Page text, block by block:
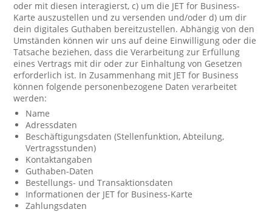
oder mit diesen interagierst, c) um die JET for Business-
Karte auszustellen und zu versenden und/oder d) um dir
dein digitales Guthaben bereitzustellen. Abhängig von den
Umständen können wir uns auf deine Einwilligung oder die
Tatsache beziehen, dass die Verarbeitung zur Erfüllung
eines Vertrags mit dir oder zur Einhaltung von Gesetzen
erforderlich ist. In Zusammenhang mit JET for Business
können folgende personenbezogene Daten verarbeitet
werden:
Name
Adressdaten
Beschäftigungsdaten (Stellenfunktion, Abteilung,
Vertragsstunden)
Kontaktangaben
Guthaben-Daten
Bestellungs- und Transaktionsdaten
Informationen der JET for Business-Karte
Zahlungsdaten